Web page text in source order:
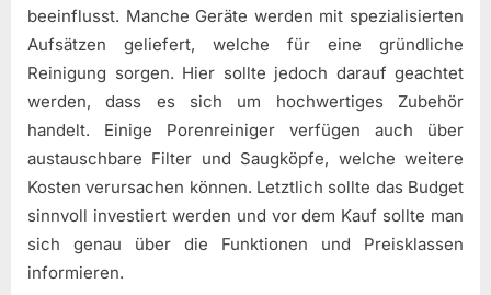
beeinflusst. Manche Geräte werden mit spezialisierten
Aufsätzen geliefert, welche für eine gründliche
Reinigung sorgen. Hier sollte jedoch darauf geachtet
werden, dass es sich um hochwertiges Zubehör
handelt. Einige Porenreiniger verfügen auch über
austauschbare Filter und Saugköpfe, welche weitere
Kosten verursachen können. Letztlich sollte das Budget
sinnvoll investiert werden und vor dem Kauf sollte man
sich genau über die Funktionen und Preisklassen
informieren.